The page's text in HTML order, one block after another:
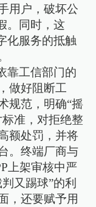
用户，破坏公
。同时，这
化服务的抵触
靠工信部门的
做好阻断工
规范，明确“摇
准，对拒绝整
额处罚，并将
。终端厂商与
上架审核中严
又踢球”的利
，还要赋予用